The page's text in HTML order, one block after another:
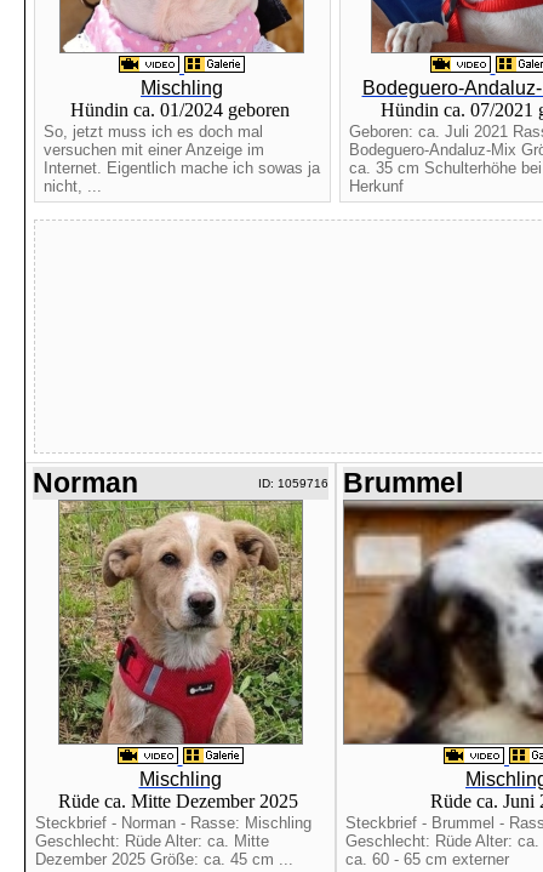
Mischling
Hündin ca. 01/2024 geboren
So, jetzt muss ich es doch mal
versuchen mit einer Anzeige im
Internet. Eigentlich mache ich sowas ja
nicht, ...
Bodeguero-
Hündin ca. 07/2021
Geboren: ca. Juli 2021
Bodeguero-Andaluz-Mix
ca. 35 cm Schulterhöhe
Herkunf
Norman ID: 1059716
Mischling
Rüde ca. Mitte Dezember 2025
Steckbrief - Norman - Rasse: Mischling
Geschlecht: Rüde Alter: ca. Mitte
Dezember 2025 Größe: ca. 45 cm ...
Brummel
Rüde ca. Juni
Steckbrief - Brummel -
Geschlecht: Rüde Alter:
ca. 60 - 65 cm externer